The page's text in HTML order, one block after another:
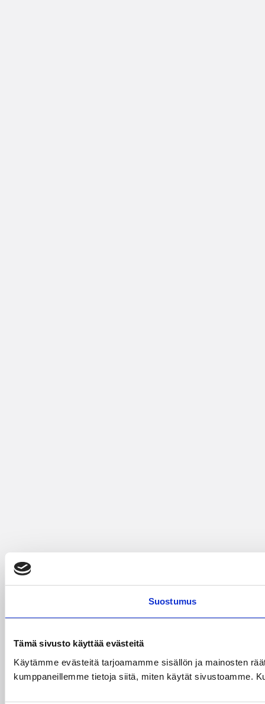
Suostumus
Tämä sivusto käyttää evästeitä
Käytämme evästeitä tarjoamamme sisällön ja mainosten
kumppaneillemme tietoja siitä, miten käytät sivustoamme.